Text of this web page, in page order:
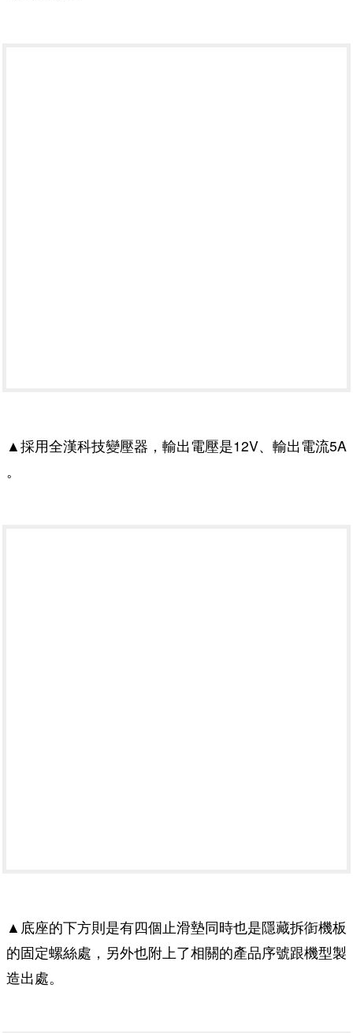
▲採用全漢科技變壓器，輸出電壓是12V、輸出電流5A
。
▲底座的下方則是有四個止滑墊同時也是隱藏拆衘機板
的固定螺絲處，另外也附上了相關的產品序號跟機型製
造出處。